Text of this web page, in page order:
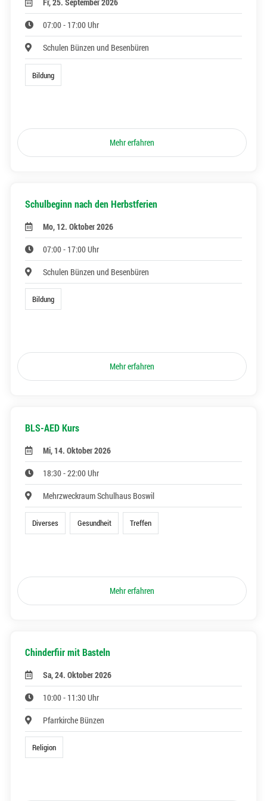
Fr, 25. September 2026
07:00 - 17:00 Uhr
Schulen Bünzen und Besenbüren
Bildung
Mehr erfahren
Schulbeginn nach den Herbstferien
Mo, 12. Oktober 2026
07:00 - 17:00 Uhr
Schulen Bünzen und Besenbüren
Bildung
Mehr erfahren
BLS-AED Kurs
Mi, 14. Oktober 2026
18:30 - 22:00 Uhr
Mehrzweckraum Schulhaus Boswil
Diverses Gesundheit Treffen
Mehr erfahren
Chinderfiir mit Basteln
Sa, 24. Oktober 2026
10:00 - 11:30 Uhr
Pfarrkirche Bünzen
Religion